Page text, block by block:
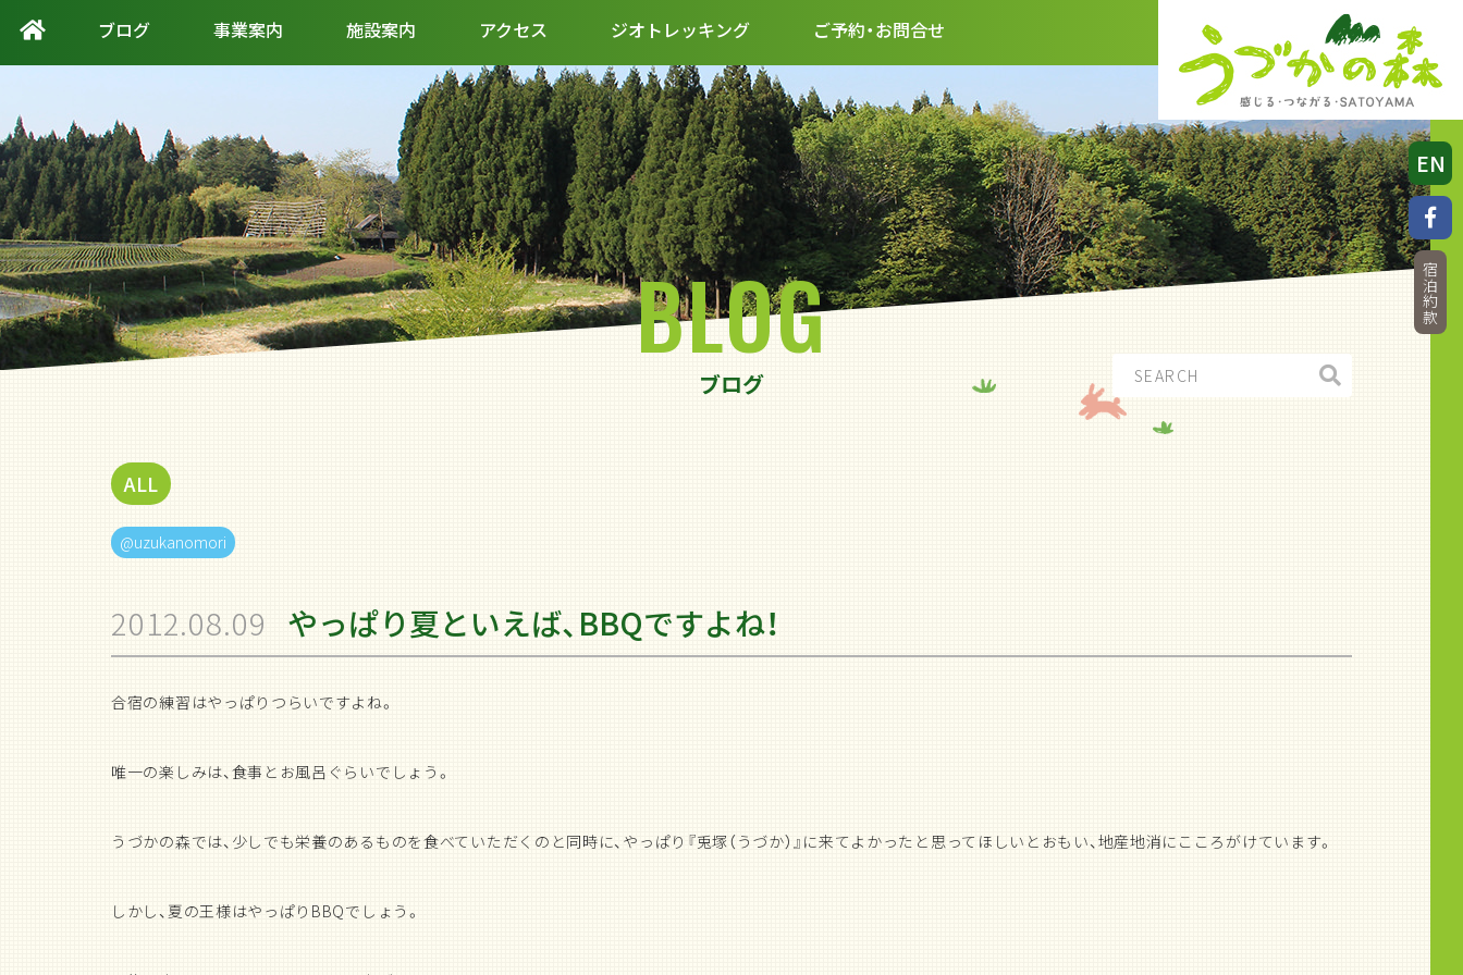
ブログ 事業案内 施設案内 アクセス ジオトレッキング ご予約・お問合せ
EN
宿泊約款
ブログ
BLOG
ALL
@uzukanomori
2012.08.09 やっぱり夏といえば、BBQですよね！
合宿の練習はやっぱりつらいですよね。
唯一の楽しみは、食事とお風呂ぐらいでしょう。
うづかの森では、少しでも栄養のあるものを食べていただくのと同時に、やっぱり『兎塚（うづか）』に来てよかったと思ってほしいとおもい、地産地消にこころがけています。
しかし、夏の王様はやっぱりBBQでしょう。